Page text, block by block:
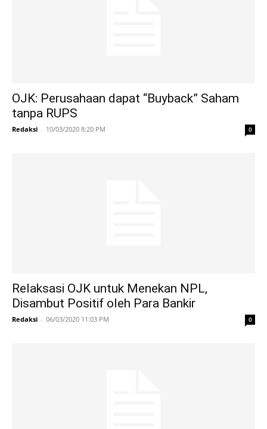
OJK: Perusahaan dapat “Buyback” Saham
tanpa RUPS
Redaksi - 10/03/2020 8:20 PM 0
Relaksasi OJK untuk Menekan NPL,
Disambut Positif oleh Para Bankir
Redaksi - 06/03/2020 11:03 PM 0